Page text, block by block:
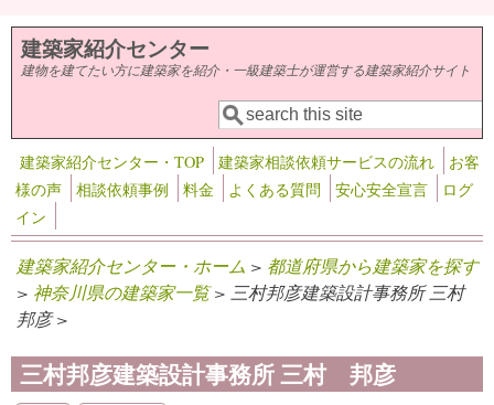
メインコンテンツに移動
建築家紹介センター
建物を建てたい方に建築家を紹介・一級建築士が運営する建築家紹介サイト
検索フォーム
検索
建築家紹介センター・TOP 建築家相談依頼サービスの流れ
お客
様の声
相談依頼事例 料金 よくある質問 安心安全宣言
ログ
イン
建築家紹介センター・ホーム > 都道府県から建築家を探す
> 神奈川県の建築家一覧> 三村邦彦建築設計事務所 三村
邦彦 >
三村邦彦建築設計事務所 三村 邦彦